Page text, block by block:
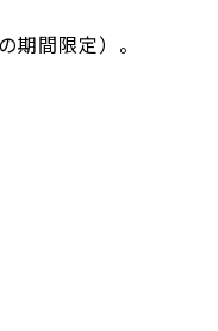
期間限定）。